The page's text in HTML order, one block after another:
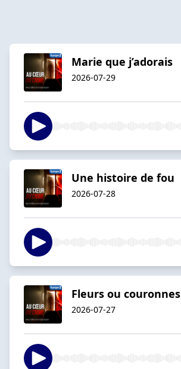
Marie que j’adorais
2026-07-29
Une histoire de fou
2026-07-28
Fleurs ou couronnes
2026-07-27